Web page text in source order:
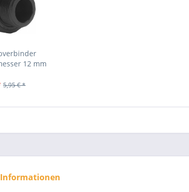
12 mm
5,95 € *
Informationen